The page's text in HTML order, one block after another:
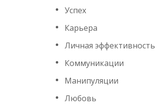
Успех
Карьера
Личная эффективность
Коммуникации
Манипуляции
Любовь